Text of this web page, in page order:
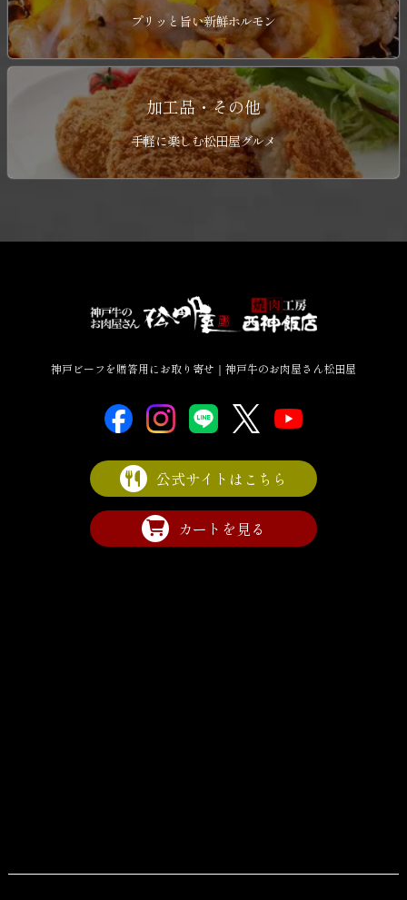
プリッと旨い新鮮ホルモン
加工品・その他
手軽に楽しむ松田屋グルメ
神戸ビーフを贈答用にお取り寄せ｜神戸牛のお肉屋さん松田屋
公式サイトはこちら
カートを見る